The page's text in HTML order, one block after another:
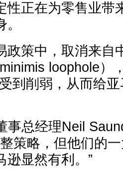
性正在为零售业带
政策中，取消来自
loophole）
到削弱，从而给
事总经理Neil
策略，但他们的
逊显然有利。”